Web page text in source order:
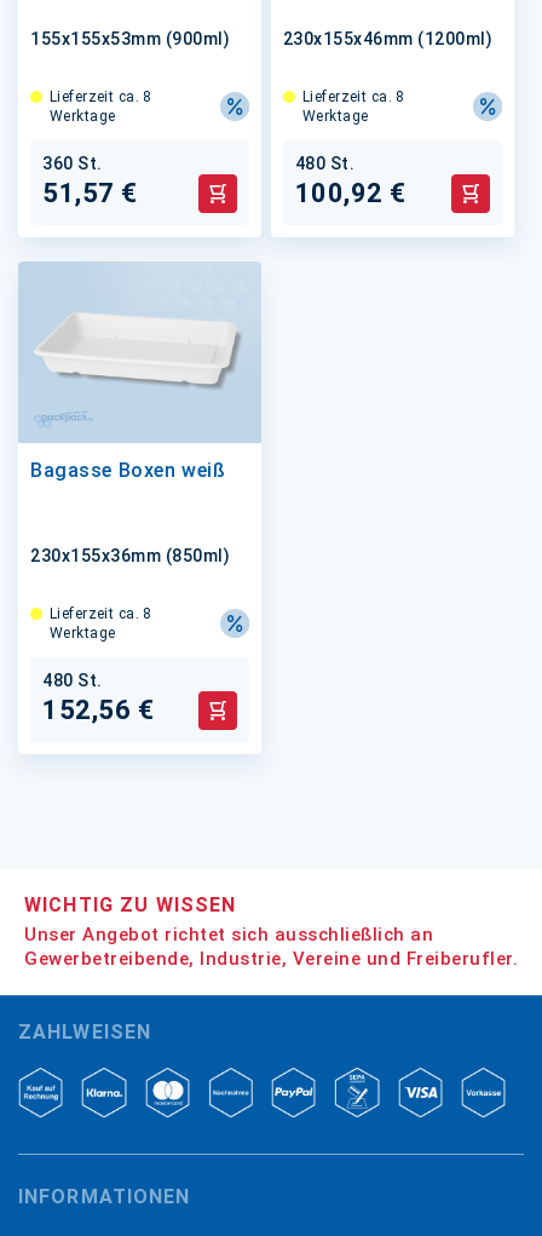
155x155x53mm (900ml)
Lieferzeit ca. 8
Werktage
360 St.
51,57 € In den Warenkorb
230x155x46mm (1200ml)
Lieferzeit ca. 8
Werktage
480 St.
100,92 € In den
Bagasse Boxen weiß
230x155x36mm (850ml)
Lieferzeit ca. 8
Werktage
480 St.
152,56 € In den Warenkorb
WICHTIG ZU WISSEN
Unser Angebot richtet sich ausschließlich an
Gewerbetreibende, Industrie, Vereine und Freiberufler.
ZAHLWEISEN
INFORMATIONEN